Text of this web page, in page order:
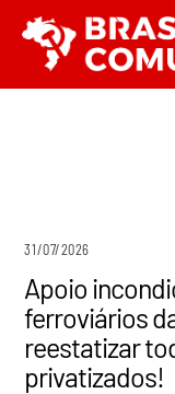
para
o
31/07/2026
Apoio
ferroviários
reestatizar
privatizados!